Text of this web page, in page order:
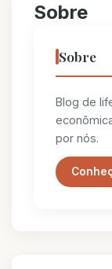
Sobre
Sobre
Blog de
por nós.